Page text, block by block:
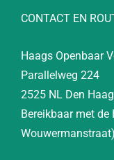
CONTACT EN
Haags Openbaar
Parallelweg 224
2525 NL Den Haag
Bereikbaar met
Wouwermanstraat)